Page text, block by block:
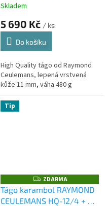
Skladem
5 690 Kč / ks
Do košíku
High Quality tágo od Raymond
Ceulemans, lepená vrstvená
kůže 11 mm, váha 480 g
Tip
Z
D
A
R
ZDARMA
Tágo karambol RAYMOND
CEULEMANS HQ-12/4 + 2